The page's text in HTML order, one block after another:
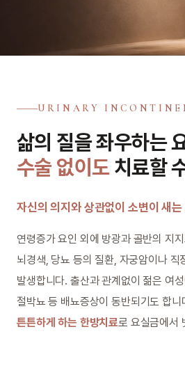
URINARY
삶의 질을 좌우하는
수술 없이도치료할
자신의 의지와 상관없이 소변이 새는
연령증가 요인 외에 방광과 골반의 지
뇌경색, 당뇨 등의 질환, 자궁암이나 직
발생합니다. 출산과 관계없이 젊은 여
절박뇨 등 배뇨증상이 동반되기도 합
튼튼하게 하는 한방치료로 요실금에서